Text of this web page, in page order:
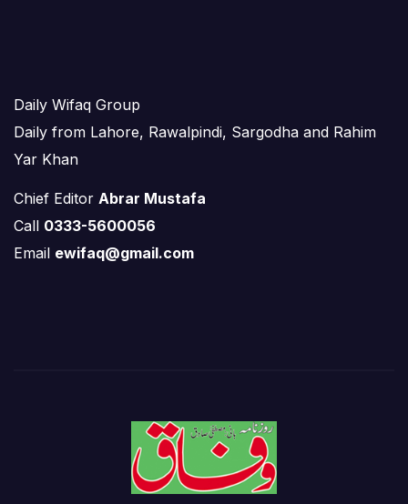
Daily Wifaq Group
Daily from Lahore, Rawalpindi, Sargodha and Rahim
Yar Khan
Chief Editor Abrar Mustafa
Call 0333-5600056
Email ewifaq@gmail.com